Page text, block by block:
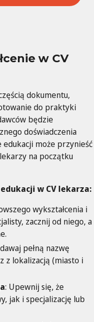
w CV
dokumentu,
do praktyki
będzie
doświadczenia
edukacji może przynieść
na początku
w CV lekarza:
wykształcenia i
zacznij od niego, a
pełną nazwę
z lokalizacją (miasto i
: Upewnij się, że
jak i specjalizację lub